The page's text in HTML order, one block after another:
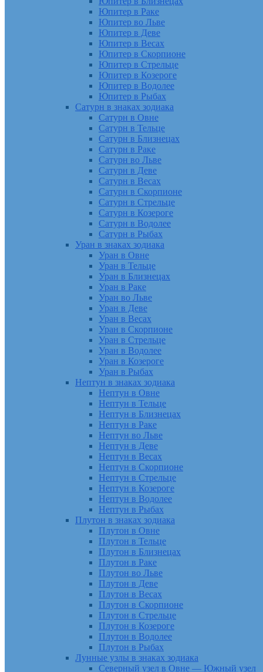
Юпитер в Раке
Юпитер во Льве
Юпитер в Деве
Юпитер в Весах
Юпитер в Скорпионе
Юпитер в Стрельце
Юпитер в Козероге
Юпитер в Водолее
Юпитер в Рыбах
Сатурн в знаках зодиака
Сатурн в Овне
Сатурн в Тельце
Сатурн в Близнецах
Сатурн в Раке
Сатурн во Льве
Сатурн в Деве
Сатурн в Весах
Сатурн в Скорпионе
Сатурн в Стрельце
Сатурн в Козероге
Сатурн в Водолее
Сатурн в Рыбах
Уран в знаках зодиака
Уран в Овне
Уран в Тельце
Уран в Близнецах
Уран в Раке
Уран во Льве
Уран в Деве
Уран в Весах
Уран в Скорпионе
Уран в Стрельце
Уран в Водолее
Уран в Козероге
Уран в Рыбах
Нептун в знаках зодиака
Нептун в Овне
Нептун в Тельце
Нептун в Близнецах
Нептун в Раке
Нептун во Льве
Нептун в Деве
Нептун в Весах
Нептун в Скорпионе
Нептун в Стрельце
Нептун в Козероге
Нептун в Водолее
Нептун в Рыбах
Плутон в знаках зодиака
Плутон в Овне
Плутон в Тельце
Плутон в Близнецах
Плутон в Раке
Плутон во Льве
Плутон в Деве
Плутон в Весах
Плутон в Скорпионе
Плутон в Стрельце
Плутон в Козероге
Плутон в Водолее
Плутон в Рыбах
Лунные узлы в знаках зодиака
Северный узел в Овне — Южный узел